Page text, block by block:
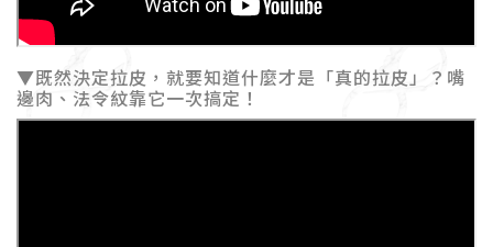
▼既然決定拉皮，就要知道什麼才是「真的拉皮」？嘴
邊肉、法令紋靠它一次搞定！